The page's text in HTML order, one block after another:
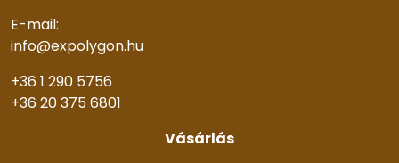
E-mail:
info@expolygon.hu
+36 1 290 5756
+36 20 375 6801
Vásárlás